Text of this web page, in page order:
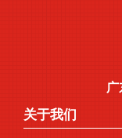
广
关于我们